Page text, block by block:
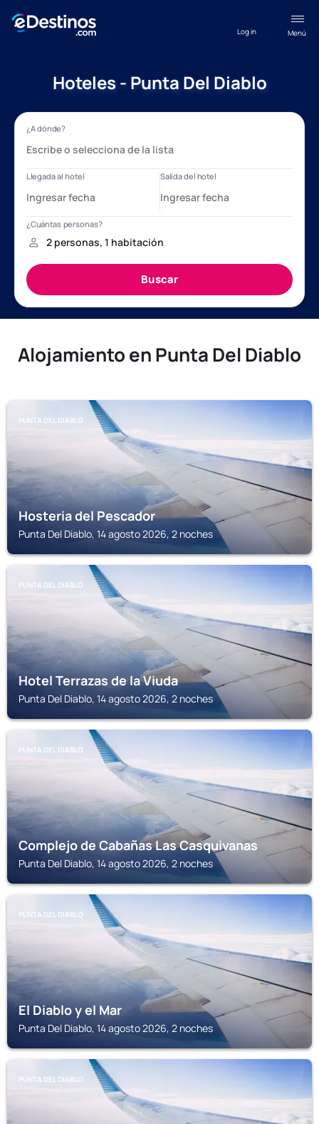
Menú
Log in
Hoteles - Punta Del Diablo
Alojamiento en Punta Del Diablo
PUNTA DEL DIABLO
Hosteria del Pescador
Punta Del Diablo, 14 agosto 2026, 2 noches
PUNTA DEL DIABLO
Hotel Terrazas de la Viuda
Punta Del Diablo, 14 agosto 2026, 2 noches
PUNTA DEL DIABLO
Complejo de Cabañas Las Casquivanas
Punta Del Diablo, 14 agosto 2026, 2 noches
PUNTA DEL DIABLO
El Diablo y el Mar
Punta Del Diablo, 14 agosto 2026, 2 noches
PUNTA DEL DIABLO